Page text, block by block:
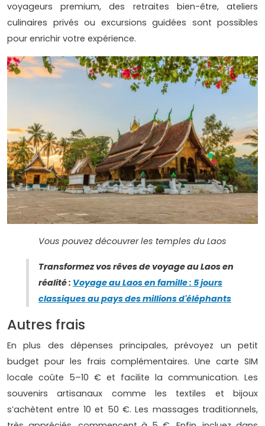
voyageurs premium, des retraites bien-être, ateliers
culinaires privés ou excursions guidées sont possibles
pour enrichir votre expérience.
Vous pouvez découvrer les temples du Laos
Transformez vos rêves de voyage au Laos en
réalité : Voyage au Laos en famille : 5 jours
classiques au pays des millions d'éléphants
Autres frais
En plus des dépenses principales, prévoyez un petit
budget pour les frais complémentaires. Une carte SIM
locale coûte 5–10 € et facilite la communication. Les
souvenirs artisanaux comme les textiles et bijoux
s’achètent entre 10 et 50 €. Les massages traditionnels,